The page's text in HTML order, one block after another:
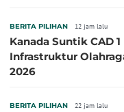
BERITA PILIHAN 12 jam lalu
Kanada Suntik CAD
Infrastruktur
2026
BERITA PILIHAN 22 jam lalu